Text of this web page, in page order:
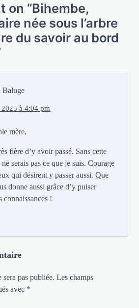
on “Bihembe,
née sous l’arbre
du savoir au bord
Baluge
à 4:04 pm
mère,
fière d’y avoir passé. Sans cette
serais pas ce que je suis. Courage
qui désirent y passer aussi. Que
donne aussi grâce d’y puiser
connaissances !
sera pas publiée. Les champs
avec *